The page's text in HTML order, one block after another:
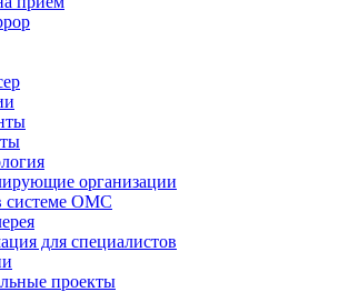
организации
системе ОМС
для специалистов
проекты